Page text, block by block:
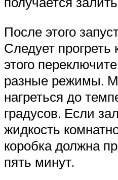
После этого
Следует прогреть
этого
разные режимы.
нагреться до
градусов. Если
жидкость
коробка должна
пять минут.